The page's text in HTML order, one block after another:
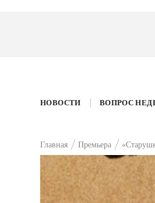
НОВОСТИ ВОПРОС
Главная Премьера